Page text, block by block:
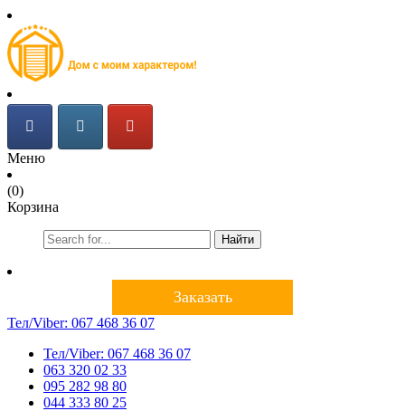
Меню
(0)
Корзина
Найти
Заказать
Тел/Viber: 067 468 36 07
Тел/Viber: 067 468 36 07
063 320 02 33
095 282 98 80
044 333 80 25